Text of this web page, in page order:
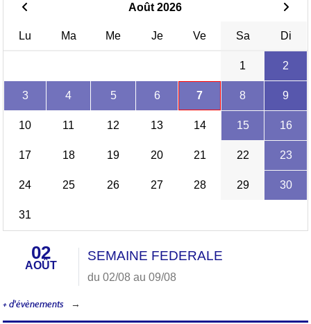
Août 2026
Lu Ma Me Je Ve Sa Di
1 2
3 4 5 6 7 8 9
10 11 12 13 14 15 16
17 18 19 20 21 22 23
24 25 26 27 28 29 30
31
02
AOÛT
SEMAINE FEDERALE
du 02/08 au 09/08
+ d'évènements